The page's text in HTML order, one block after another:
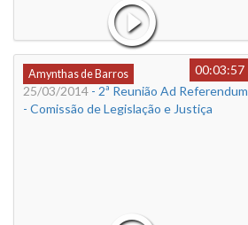
Amynthas de Barros
00:03:57
25/03/2014 - 2ª Reunião Ad Referendum
- Comissão de Legislação e Justiça